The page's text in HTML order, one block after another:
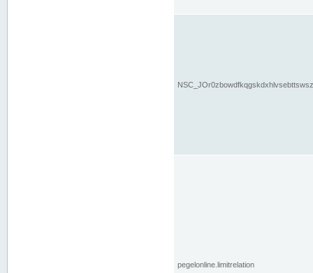
pegelonline.limitrelation